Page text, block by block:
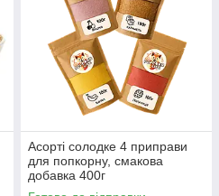
Асорті солодке 4 приправи
для попкорну, смакова
добавка 400г